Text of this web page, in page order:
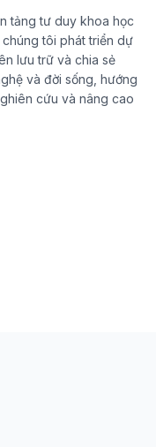
tảng tư duy khoa học
tôi phát triển dự
lưu trữ và chia sẻ
và đời sống, hướng
cứu và nâng cao